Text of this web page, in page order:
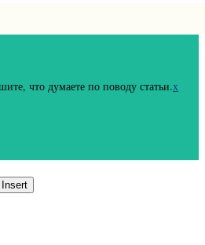
что думаете по поводу статьи.x
Insert